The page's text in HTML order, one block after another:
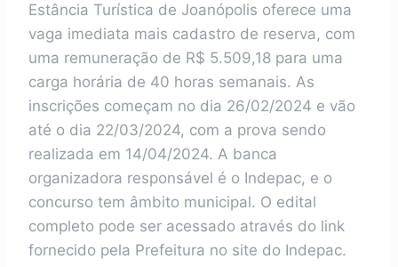
Estância Turística de Joanópolis oferece uma
vaga imediata mais cadastro de reserva, com
uma remuneração de R$ 5.509,18 para uma
carga horária de 40 horas semanais. As
inscrições começam no dia 26/02/2024 e vão
até o dia 22/03/2024, com a prova sendo
realizada em 14/04/2024. A banca
organizadora responsável é o Indepac, e o
concurso tem âmbito municipal. O edital
completo pode ser acessado através do link
fornecido pela Prefeitura no site do Indepac.